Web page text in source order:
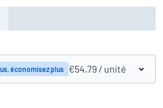
économisez plus €54.79 / unité